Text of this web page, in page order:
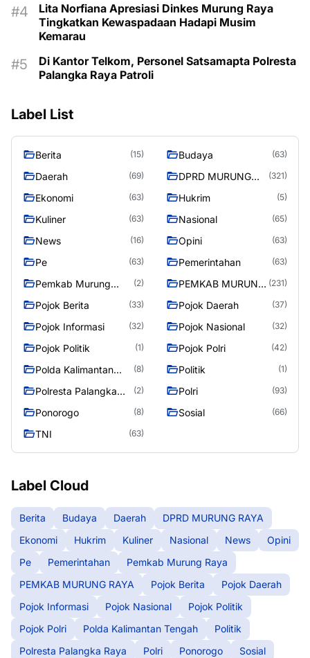
Lita Norfiana Apresiasi Dinkes Murung Raya
Tingkatkan Kewaspadaan Hadapi Musim
Kemarau
Di Kantor Telkom, Personel Satsamapta Polresta
Palangka Raya Patroli
Label List
Berita (15) Budaya (63)
Daerah (69)
DPRD MURUNG
(321)
Ekonomi (63) Hukrim (5)
Kuliner (63) Nasional (65)
News (16) Opini (63)
Pe (63) Pemerintahan (63)
Pemkab Murung
(2)
PEMKAB MURUNG (231)
Pojok Berita (33) Pojok Daerah (37)
Pojok Informasi (32) Pojok Nasional (32)
Pojok Politik (1) Pojok Polri (42)
Polda Kalimantan
(8) Politik (1)
Polresta Palangka
(2) Polri (93)
Ponorogo (8) Sosial (66)
TNI (63)
Label Cloud
Berita Budaya Daerah
DPRD MURUNG RAYA
Ekonomi
Hukrim Kuliner Nasional News
Opini
Pe
Pemerintahan
Pemkab Murung Raya
PEMKAB MURUNG RAYA
Pojok Berita
Pojok Daerah
Pojok Informasi
Pojok Nasional
Pojok Politik
Pojok Polri
Polda Kalimantan Tengah
Politik
Polresta Palangka Raya
Polri Ponorogo
Sosial